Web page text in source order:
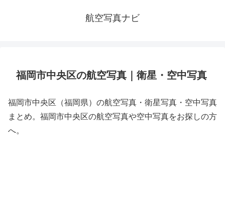
航空写真ナビ
福岡市中央区の航空写真｜衛星・空中写真
福岡市中央区（福岡県）の航空写真・衛星写真・空中写真
まとめ。福岡市中央区の航空写真や空中写真をお探しの方
へ。